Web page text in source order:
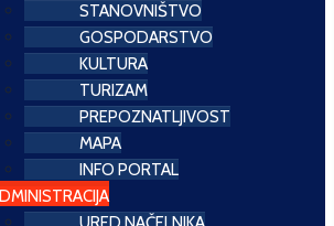
STANOVNIŠTVO
GOSPODARSTVO
KULTURA
TURIZAM
PREPOZNATLJIVOST
MAPA
INFO PORTAL